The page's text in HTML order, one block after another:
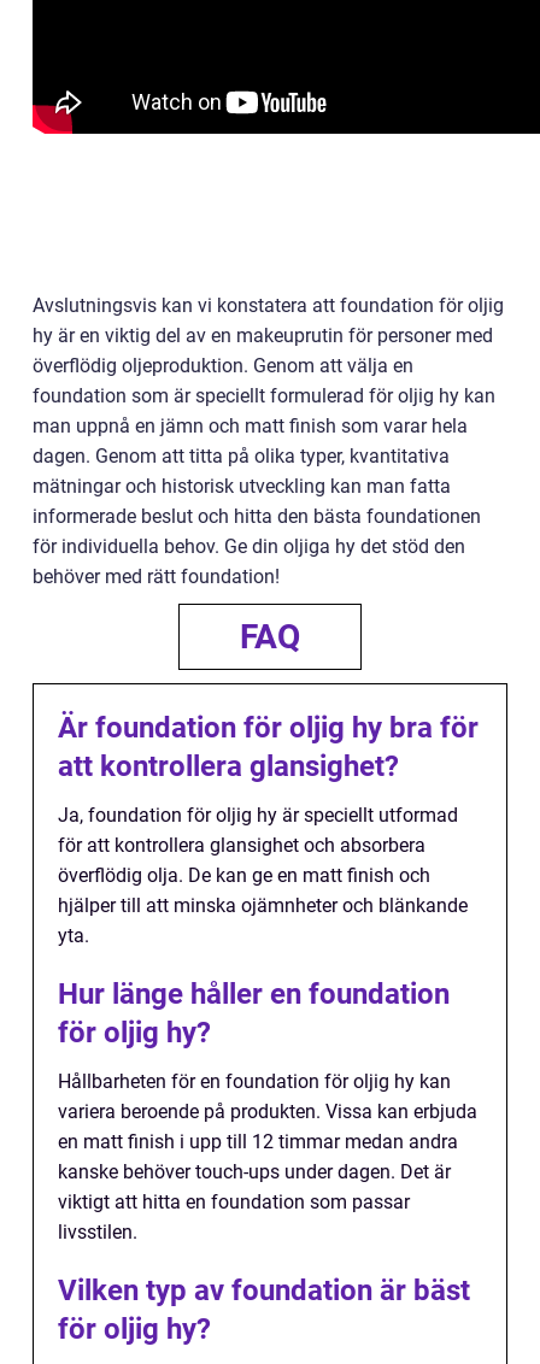
Avslutningsvis kan vi konstatera att foundation för oljig
hy är en viktig del av en makeuprutin för personer med
överflödig oljeproduktion. Genom att välja en
foundation som är speciellt formulerad för oljig hy kan
man uppnå en jämn och matt finish som varar hela
dagen. Genom att titta på olika typer, kvantitativa
mätningar och historisk utveckling kan man fatta
informerade beslut och hitta den bästa foundationen
för individuella behov. Ge din oljiga hy det stöd den
behöver med rätt foundation!
FAQ
Är foundation för oljig hy bra för
att kontrollera glansighet?
Ja, foundation för oljig hy är speciellt utformad
för att kontrollera glansighet och absorbera
överflödig olja. De kan ge en matt finish och
hjälper till att minska ojämnheter och blänkande
yta.
Hur länge håller en foundation
för oljig hy?
Hållbarheten för en foundation för oljig hy kan
variera beroende på produkten. Vissa kan erbjuda
en matt finish i upp till 12 timmar medan andra
kanske behöver touch-ups under dagen. Det är
viktigt att hitta en foundation som passar
livsstilen.
Vilken typ av foundation är bäst
för oljig hy?